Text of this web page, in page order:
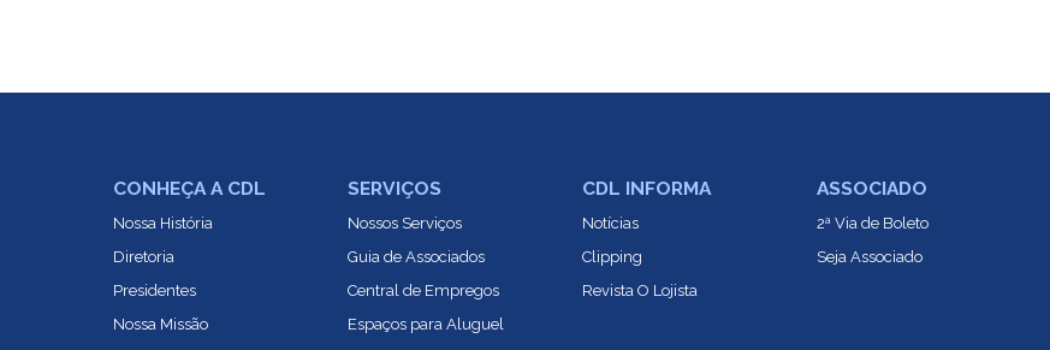
CONHEÇA A CDL
Nossa História
Diretoria
Presidentes
Nossa Missão
SERVIÇOS
Nossos Serviços
Guia de Associados
Central de Empregos
Espaços para Aluguel
CDL INFORMA
Notícias
Clipping
Revista O Lojista
ASSOCIADO
2ª Via de Boleto
Seja Associado